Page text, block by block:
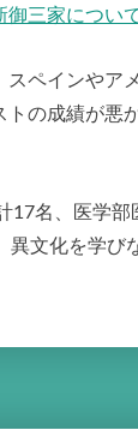
三家につい
ペインやア
の成績が悪
17名、医学
文化を学び